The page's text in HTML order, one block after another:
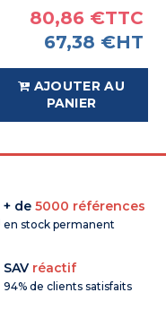
80,86 €TTC
67,38 €HT
AJOUTER AU
PANIER
+ de 5000 références
en stock permanent
SAV réactif
94% de clients satisfaits